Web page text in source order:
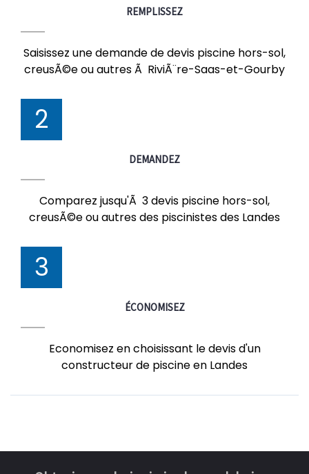
REMPLISSEZ
Saisissez une demande de devis piscine hors-sol,
creusÃ©e ou autres Ã RiviÃ¨re-Saas-et-Gourby
2
DEMANDEZ
Comparez jusqu'Ã 3 devis piscine hors-sol,
creusÃ©e ou autres des piscinistes des Landes
3
ÉCONOMISEZ
Economisez en choisissant le devis d'un
constructeur de piscine en Landes